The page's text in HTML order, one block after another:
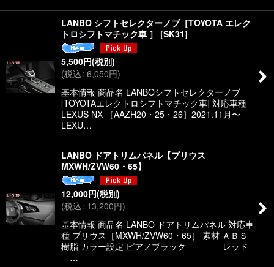
LANBO シフトセレクターノブ［TOYOTA エレク
トロシフトマチック車 ］
[SK31]
5,500円(税別)
(税込: 6,050円)
基本情報 商品名 LANBOシフトセレクターノブ
[TOYOTAエレクトロシフトマチック車] 対応車種
LEXUS NX ［AAZH20・25・26］2021.11月〜
LEXU…
LANBO ドアトリムパネル【プリウス
MXWH/ZVW60・65】
12,000円(税別)
(税込: 13,200円)
基本情報 商品名 LANBO ドアトリムパネル 対応車
種 プリウス［MXWH/ZVW60・65］ 素材 ＡＢＳ
樹脂 カラー設定 ピアノブラック レッド
…